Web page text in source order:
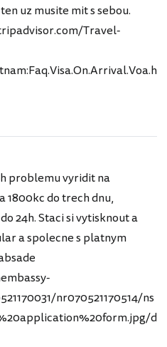
uz musite mit s sebou.
Travel-
problemu vyridit na
1800kc do trech dnu,
24h. Staci si vytisknout a
a spolecne s platnym
nr070521170514/ns
d